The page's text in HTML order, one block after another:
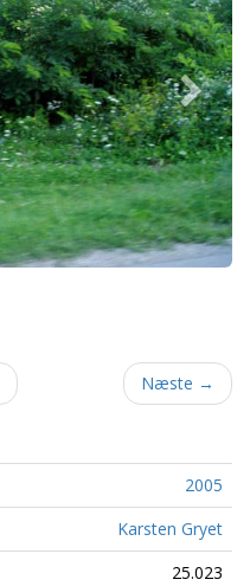
Næste →
2005
Karsten Gryet
25.023